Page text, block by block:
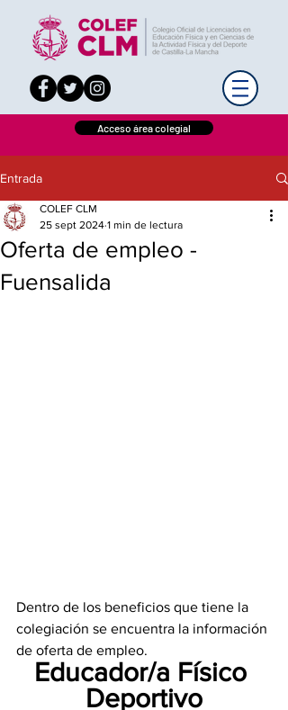
Acceso área colegial
Entrada
Oferta de empleo -
Fuensalida
COLEF CLM
25 sept 2024 1 min de lectura
Dentro de los beneficios que tiene la
colegiación se encuentra la información
de oferta de empleo.
Educador/a Físico
Deportivo